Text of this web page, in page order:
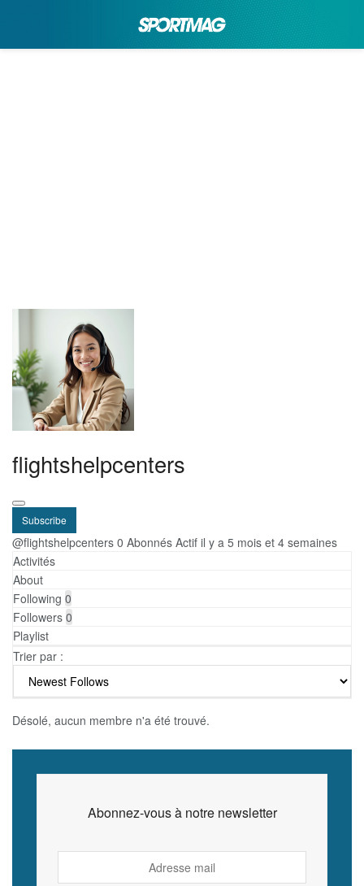
flightshelpcenters
Subscribe
@flightshelpcenters 0 Abonnés Actif il y a 5 mois et 4 semaines
Activités
About
Following 0
Followers 0
Playlist
Trier par :
Désolé, aucun membre n'a été trouvé.
Abonnez-vous à notre newsletter